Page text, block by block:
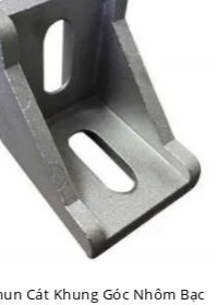
Độ Dày 40 * 40mm Nhôm Định